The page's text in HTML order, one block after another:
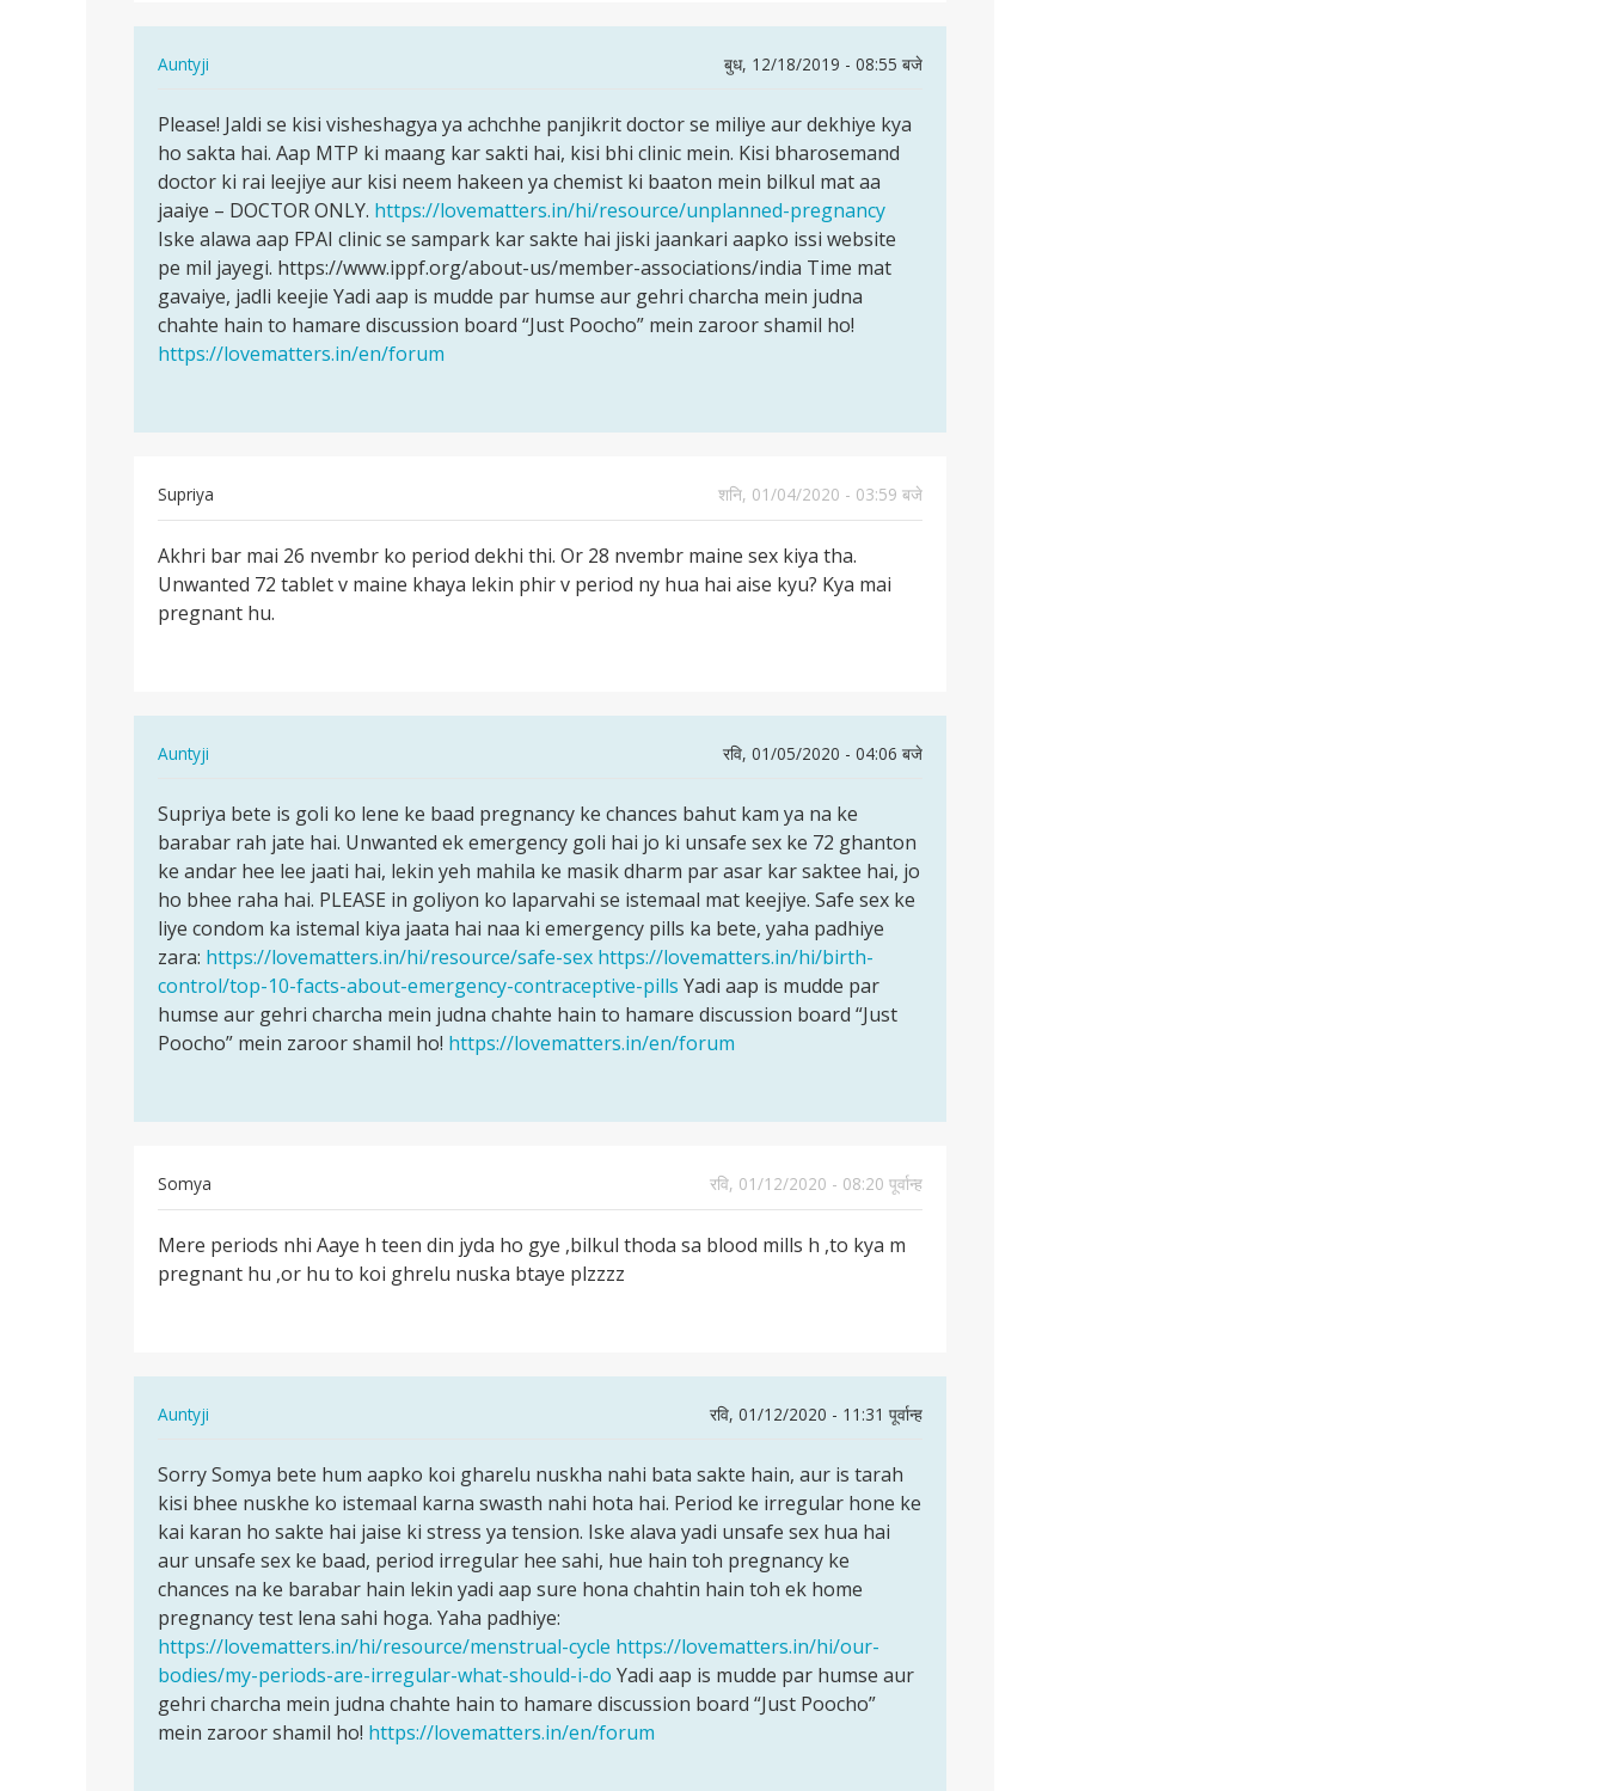
aab…
Auntyji
बुध, 12/18/2019 - 08:55 बजे
to
Mai
3
mountg
pregnent
hu
aab…
by
sapna
Please!
Jaldi
se
kisi…
Please! Jaldi se kisi visheshagya ya achchhe panjikrit doctor se miliye aur dekhiye kya
ho sakta hai. Aap MTP ki maang kar sakti hai, kisi bhi clinic mein. Kisi bharosemand
doctor ki rai leejiye aur kisi neem hakeen ya chemist ki baaton mein bilkul mat aa
jaaiye – DOCTOR ONLY. https://lovematters.in/hi/resource/unplanned-pregnancy
Iske alawa aap FPAI clinic se sampark kar sakte hai jiski jaankari aapko issi website
pe mil jayegi. https://www.ippf.org/about-us/member-associations/india Time mat
gavaiye, jadli keejie Yadi aap is mudde par humse aur gehri charcha mein judna
chahte hain to hamare discussion board “Just Poocho” mein zaroor shamil ho!
https://lovematters.in/en/forum
Supriya
शनि, 01/04/2020 - 03:59 बजे
Akhri
bar
mai
Akhri bar mai 26 nvembr ko period dekhi thi. Or 28 nvembr maine sex kiya tha.
Unwanted 72 tablet v maine khaya lekin phir v period ny hua hai aise kyu? Kya mai
pregnant hu.
Auntyji
रवि, 01/05/2020 - 04:06 बजे
to
Akhri
bar
mai
26
nvembr
ko…
by
Supriya
Supriya
bete
is
goli
ko
lene…
Supriya bete is goli ko lene ke baad pregnancy ke chances bahut kam ya na ke
barabar rah jate hai. Unwanted ek emergency goli hai jo ki unsafe sex ke 72 ghanton
ke andar hee lee jaati hai, lekin yeh mahila ke masik dharm par asar kar saktee hai, jo
ho bhee raha hai. PLEASE in goliyon ko laparvahi se istemaal mat keejiye. Safe sex ke
liye condom ka istemal kiya jaata hai naa ki emergency pills ka bete, yaha padhiye
zara: https://lovematters.in/hi/resource/safe-sex https://lovematters.in/hi/birth-
control/top-10-facts-about-emergency-contraceptive-pills Yadi aap is mudde par
humse aur gehri charcha mein judna chahte hain to hamare discussion board “Just
Poocho” mein zaroor shamil ho! https://lovematters.in/en/forum
Somya
रवि, 01/12/2020 - 08:20 पूर्वान्ह
Mere
periods
Mere periods nhi Aaye h teen din jyda ho gye ,bilkul thoda sa blood mills h ,to kya m
pregnant hu ,or hu to koi ghrelu nuska btaye plzzzz
Auntyji
रवि, 01/12/2020 - 11:31 पूर्वान्ह
to
Mere
periods
nhi
Aaye
h
teen…
by
Somya
Sorry
Somya
bete
hum
aapko…
Sorry Somya bete hum aapko koi gharelu nuskha nahi bata sakte hain, aur is tarah
kisi bhee nuskhe ko istemaal karna swasth nahi hota hai. Period ke irregular hone ke
kai karan ho sakte hai jaise ki stress ya tension. Iske alava yadi unsafe sex hua hai
aur unsafe sex ke baad, period irregular hee sahi, hue hain toh pregnancy ke
chances na ke barabar hain lekin yadi aap sure hona chahtin hain toh ek home
pregnancy test lena sahi hoga. Yaha padhiye:
https://lovematters.in/hi/resource/menstrual-cycle https://lovematters.in/hi/our-
bodies/my-periods-are-irregular-what-should-i-do Yadi aap is mudde par humse aur
gehri charcha mein judna chahte hain to hamare discussion board “Just Poocho”
mein zaroor shamil ho! https://lovematters.in/en/forum